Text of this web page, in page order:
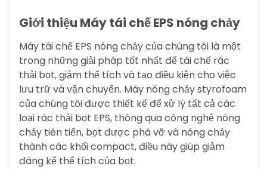
Giới thiệu Máy tái chế EPS nóng chảy
Máy tái chế EPS nóng chảy của chúng tôi là một
trong những giải pháp tốt nhất để tái chế rác
thải bọt, giảm thể tích và tạo điều kiện cho việc
lưu trữ và vận chuyển. Máy nóng chảy styrofoam
của chúng tôi được thiết kế để xử lý tất cả các
loại rác thải bọt EPS, thông qua công nghệ nóng
chảy tiên tiến, bọt được phá vỡ và nóng chảy
thành các khối compact, điều này giúp giảm
đáng kể thể tích của bọt.